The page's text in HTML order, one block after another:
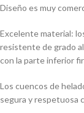
Diseño es muy
Excelente material:
resistente de grado
con la parte inferior
Los cuencos de
segura y respetuosa